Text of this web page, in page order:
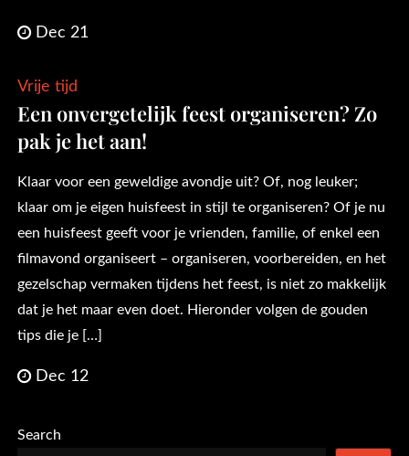
Dec 21
Vrije tijd
Een onvergetelijk feest organiseren? Zo
pak je het aan!
Klaar voor een geweldige avondje uit? Of, nog leuker;
klaar om je eigen huisfeest in stijl te organiseren? Of je nu
een huisfeest geeft voor je vrienden, familie, of enkel een
filmavond organiseert – organiseren, voorbereiden, en het
gezelschap vermaken tijdens het feest, is niet zo makkelijk
dat je het maar even doet. Hieronder volgen de gouden
tips die je […]
Dec 12
Search